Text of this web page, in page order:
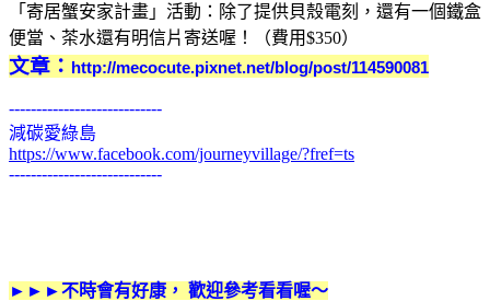
「寄居蟹安家計畫」 活動：除了提供貝殼電刻，還有一個鐵盒
便當、茶水還有明信片寄送喔！（費用$350）
文章： http://mecocute.pixnet.net/blog/post/114590081
----------------------------
減碳愛綠島
https://www.facebook.com/journeyvillage/?fref=ts
----------------------------
►►►不時會有好康 ， 歡迎參考看看喔～